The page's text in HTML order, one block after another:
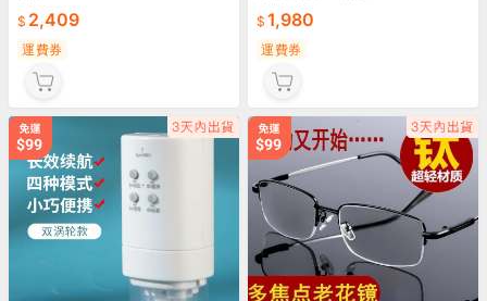
2,409
運費券
1,980
運費券